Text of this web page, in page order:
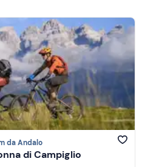
da Andalo
di Campiglio